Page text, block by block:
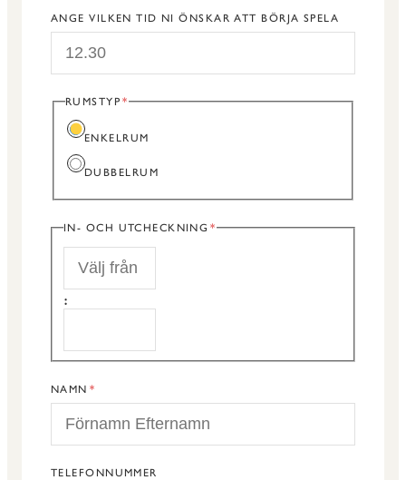
ANGE VILKEN TID NI ÖNSKAR ATT BÖRJA SPELA
RUMSTYP
ENKELRUM
DUBBELRUM
IN- OCH UTCHECKNING
START
:
NAMN
TELEFONNUMMER